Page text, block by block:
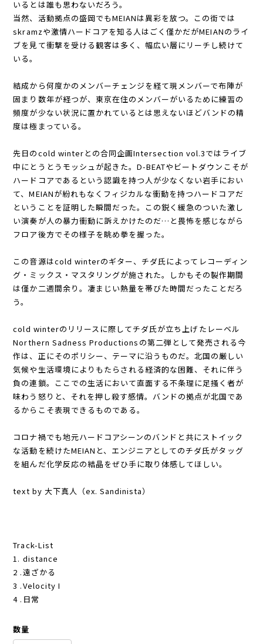
いるとは誰も思わないだろう。
当然、活動拠点の盛岡でもMEIANは異彩を放つ。この街では
skramzや激情ハードコアを知る人はごく僅かだがMEIANのライ
ブを見て衝撃を受ける観客は多く、幅広い層にリーチし続けて
いる。
結成から何度かのメンバーチェンジを経て現メンバーで布陣が
固まり数年が経つが、東京在住のメンバーがいるために練習の
頻度が少ない状況に置かれているとは思えないほどバンドの精
度は極まっている。
先日のcold winterとの合同企画Intersection vol.3ではライブ
中にとうとうモッシュが起きた。D-BEATやビートダウンこそが
ハードコアであるという認識を持つ人が少なくない岩手におい
て、MEIANが紛れもなくフィジカルな衝動を持つハードコアだ
ということを証明した瞬間だった。この鋭く緩急のついた激し
い演奏が人の暴力衝動に訴えかけたのだ…と畏怖を感じながら
フロア後方でその様子を眺め拳を握った。
この音源はcold winterのギター、チダ氏によってレコーディン
グ・ミックス・マスタリングが施された。しかもその製作期間
は僅か二週間余り。凄まじい熱量を帯びた時間だったことだろ
う。
cold winterのリリースに際してチダ氏が立ち上げたレーベル
Northern Sadness Productionsの第二弾として発売される今
作は、正にそのポリシー、テーマに沿うものだ。北国の厳しい
気候や生活環境によりもたらされる経済的な困難、それに伴う
負の連鎖。ここでの生活において直面する不条理に足掻く者が
味わう怒りと、それを押し殺す感情。バンドの拠点が北国であ
るからこそ表現できるものである。
コロナ禍でも地元ハードコアシーンのバンドと共にストイック
な活動を続けたMEIANと、エンジニアとしてのチダ氏がタッグ
を組んだ化学反応の結晶をぜひ手に取り体感してほしい。
text by 大下真人（ex. Sandinista）
Track-List
1. distance
2 .遠ざかる
3 .Velocity I
4 .日常
数量